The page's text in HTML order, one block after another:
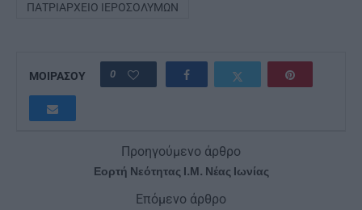
ΠΑΤΡΙΑΡΧΕΊΟ ΙΕΡΟΣΟΛΎΜΩΝ
ΜΟΙΡΑΣΟΥ 0
Προηγούμενο άρθρο
Εορτή Νεότητας Ι.Μ. Νέας Ιωνίας
Επόμενο άρθρο